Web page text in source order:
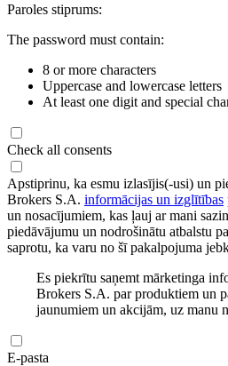
Paroles stiprums:
The password must contain:
8 or more characters
Uppercase and lowercase letters
At least one digit and special
Check all consents
Apstiprinu, ka esmu izlasījis(-usi) un
Brokers S.A. informācijas un izglītības
un nosacījumiem, kas ļauj ar mani
piedāvājumu un nodrošinātu atbalstu
saprotu, ka varu no šī pakalpojuma
Es piekrītu saņemt mārketinga
Brokers S.A. par produktiem un
jaunumiem un akcijām, uz manu
E-pasta